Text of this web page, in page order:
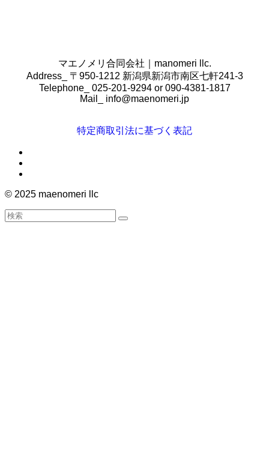
マエノメリ合同会社｜manomeri llc.
Address_ 〒950-1212 新潟県新潟市南区七軒241-3
Telephone_ 025-201-9294 or 090-4381-1817
Mail_ info@maenomeri.jp
特定商取引法に基づく表記
© 2025 maenomeri llc